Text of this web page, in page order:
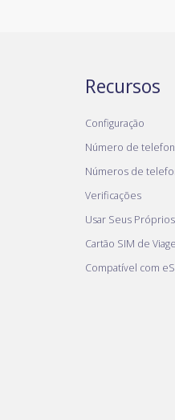
Recursos
Configuração
Número de
Números de
Verificações
Usar Seus
Cartão SIM de
Compatível com